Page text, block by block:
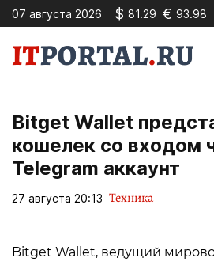
07 августа 2026 $ 81.29 € 93.98
Bitget Wallet
кошелек со входом
Telegram аккаунт
27 августа 20:13 Техника
Bitget Wallet, ведущий